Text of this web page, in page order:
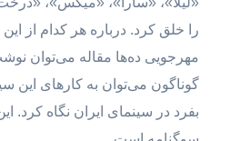
را خلق کرد. درباره هر کدام از این
مهرجویی ده‌ها مقاله می‌توان
گوناگون می‌توان به کارهای این
بفرد در سینمای ایران نگاه کرد.